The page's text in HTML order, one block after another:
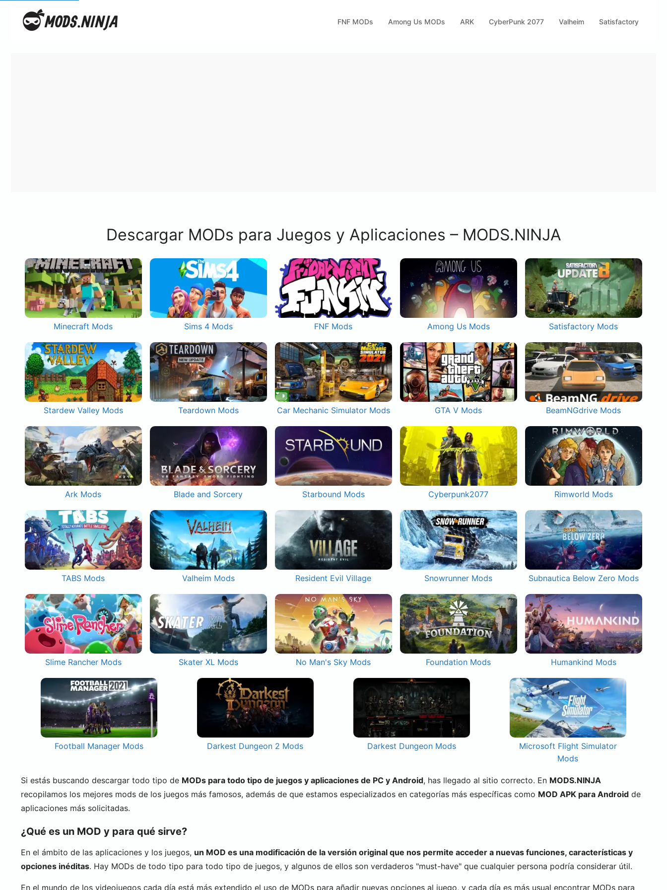
FNF MODs Among Us MODs ARK CyberPunk 2077 Valheim Satisfactory
Descargar MODs para Juegos y Aplicaciones – MODS.NINJA
Minecraft Mods Sims 4 Mods FNF Mods Among Us Mods Satisfactory Mods
Stardew Valley Mods Teardown Mods Car Mechanic Simulator Mods GTA V Mods BeamNGdrive Mods
Ark Mods Blade and Sorcery Starbound Mods Cyberpunk2077 Rimworld Mods
TABS Mods Valheim Mods Resident Evil Village Snowrunner Mods Subnautica Below Zero Mods
Slime Rancher Mods Skater XL Mods No Man's Sky Mods Foundation Mods Humankind Mods
Football Manager Mods Darkest Dungeon 2 Mods Darkest Dungeon Mods
Microsoft Flight Simulator
Mods
Si estás buscando descargar todo tipo de MODs para todo tipo de juegos y aplicaciones de PC y Android, has llegado al sitio correcto. En MODS.NINJA
recopilamos los mejores mods de los juegos más famosos, además de que estamos especializados en categorías más específicas como MOD APK para Android de
aplicaciones más solicitadas.
¿Qué es un MOD y para qué sirve?
En el ámbito de las aplicaciones y los juegos, un MOD es una modificación de la versión original que nos permite acceder a nuevas funciones, características y
opciones inéditas. Hay MODs de todo tipo para todo tipo de juegos, y algunos de ellos son verdaderos "must-have" que cualquier persona podría considerar útil.
En el mundo de los videojuegos cada día está más extendido el uso de MODs para añadir nuevas opciones al juego, y cada día es más usual encontrar MODs para